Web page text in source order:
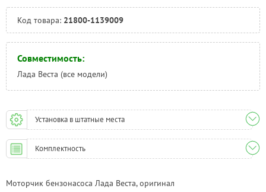
Код товара: 21800-1139009
Совместимость:
Лада Веста (все модели)
Установка в штатные места
Комплектность
Моторчик бензонасоса Лада Веста, оригинал